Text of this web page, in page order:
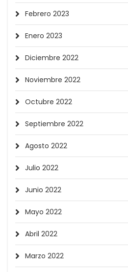
Febrero 2023
Enero 2023
Diciembre 2022
Noviembre 2022
Octubre 2022
Septiembre 2022
Agosto 2022
Julio 2022
Junio 2022
Mayo 2022
Abril 2022
Marzo 2022